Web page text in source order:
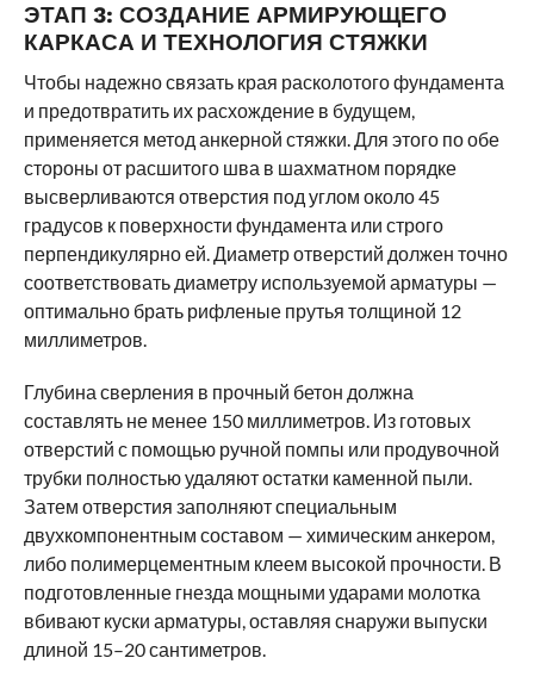
ЭТАП 3: СОЗДАНИЕ АРМИРУЮЩЕГО
КАРКАСА И ТЕХНОЛОГИЯ СТЯЖКИ
Чтобы надежно связать края расколотого фундамента
и предотвратить их расхождение в будущем,
применяется метод анкерной стяжки. Для этого по обе
стороны от расшитого шва в шахматном порядке
высверливаются отверстия под углом около 45
градусов к поверхности фундамента или строго
перпендикулярно ей. Диаметр отверстий должен точно
соответствовать диаметру используемой арматуры —
оптимально брать рифленые прутья толщиной 12
миллиметров.
Глубина сверления в прочный бетон должна
составлять не менее 150 миллиметров. Из готовых
отверстий с помощью ручной помпы или продувочной
трубки полностью удаляют остатки каменной пыли.
Затем отверстия заполняют специальным
двухкомпонентным составом — химическим анкером,
либо полимерцементным клеем высокой прочности. В
подготовленные гнезда мощными ударами молотка
вбивают куски арматуры, оставляя снаружи выпуски
длиной 15–20 сантиметров.